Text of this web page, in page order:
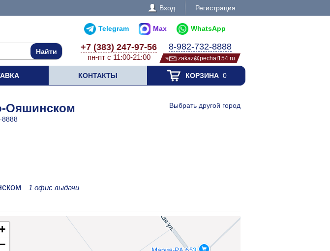
Вход Регистрация
Telegram Max WhatsApp
+7 (383) 247-97-56
пн-пт с 11:00-21:00
8-982-732-8888
zakaz@pechat154.ru
КОНТАКТЫ КОРЗИНА0
Выбрать другой город
Ояшинском
8888
1 офис выдачи